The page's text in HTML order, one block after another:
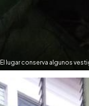
El lugar conserva algunos